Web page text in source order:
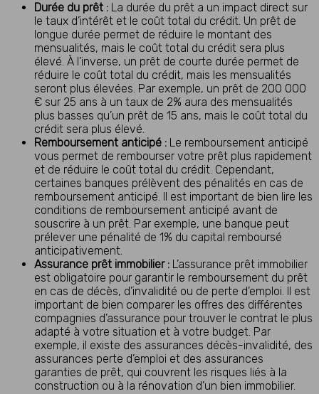
Durée du prêt : La durée du prêt a un impact direct sur
le taux d’intérêt et le coût total du crédit. Un prêt de
longue durée permet de réduire le montant des
mensualités, mais le coût total du crédit sera plus
élevé. À l’inverse, un prêt de courte durée permet de
réduire le coût total du crédit, mais les mensualités
seront plus élevées. Par exemple, un prêt de 200 000
€ sur 25 ans à un taux de 2% aura des mensualités
plus basses qu’un prêt de 15 ans, mais le coût total du
crédit sera plus élevé.
Remboursement anticipé : Le remboursement anticipé
vous permet de rembourser votre prêt plus rapidement
et de réduire le coût total du crédit. Cependant,
certaines banques prélèvent des pénalités en cas de
remboursement anticipé. Il est important de bien lire les
conditions de remboursement anticipé avant de
souscrire à un prêt. Par exemple, une banque peut
prélever une pénalité de 1% du capital remboursé
anticipativement.
Assurance prêt immobilier : L’assurance prêt immobilier
est obligatoire pour garantir le remboursement du prêt
en cas de décès, d’invalidité ou de perte d’emploi. Il est
important de bien comparer les offres des différentes
compagnies d’assurance pour trouver le contrat le plus
adapté à votre situation et à votre budget. Par
exemple, il existe des assurances décès-invalidité, des
assurances perte d’emploi et des assurances
garanties de prêt, qui couvrent les risques liés à la
construction ou à la rénovation d’un bien immobilier.